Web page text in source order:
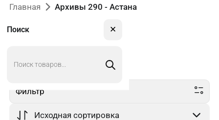
Поиск ✕
Главная Архивы 290 - Астана
Фильтр